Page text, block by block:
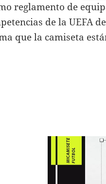
reglamento de
de la UEFA
que la camiseta